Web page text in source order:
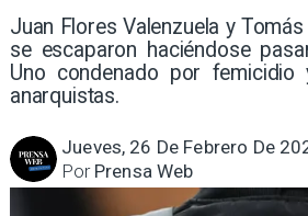
Juan Flores Valenzuela y
se escaparon haciéndose
Uno condenado por
anarquistas.
Jueves, 26 De Febrero De
Prensa Web
Por